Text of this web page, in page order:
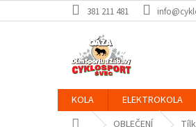
na
381 211 481
KOLA ELEKTROKOLA
Domů OBLEČENÍ